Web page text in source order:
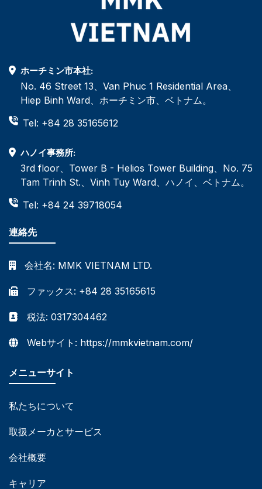
ホーチミン市本社:
No. 46 Street 13、Van Phuc 1 Residential Area、
Hiep Binh Ward、ホーチミン市、ベトナム。
Tel: +84 28 35165612
ハノイ事務所:
3rd floor、Tower B - Helios Tower Building、No. 75
Tam Trinh St.、Vinh Tuy Ward、ハノイ、ベトナム。
Tel: +84 24 39718054
連絡先
会社名: MMK VIETNAM LTD.
ファックス: +84 28 35165615
税法: 0317304462
Webサイト: https://mmkvietnam.com/
メニューサイト
私たちについて
取扱メーカとサービス
会社概要
キャリア